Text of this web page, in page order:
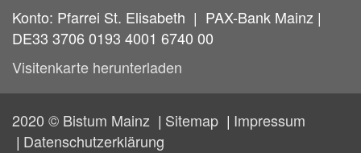
Konto: Pfarrei St. Elisabeth | PAX-Bank Mainz |
DE33 3706 0193 4001 6740 00
Visitenkarte herunterladen
2020 © Bistum Mainz Sitemap
Impressum
Datenschutzerklärung